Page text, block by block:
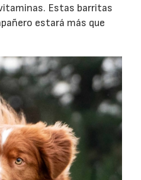
Estas barritas
estará más que